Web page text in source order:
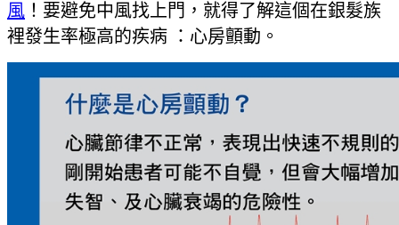
風 ！要避免中風找上門，就得了解這個在銀髮族
裡發生率極高的疾病 ：心房顫動。